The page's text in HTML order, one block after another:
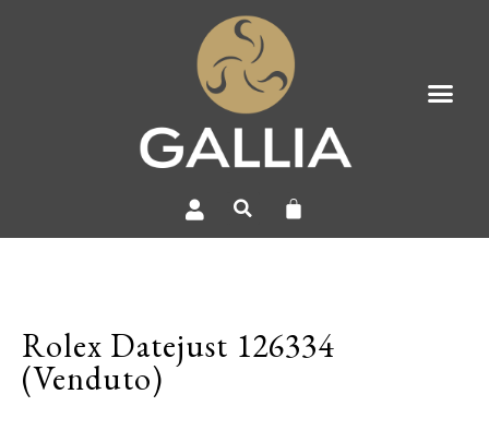
Rolex Datejust 126334
(Venduto)